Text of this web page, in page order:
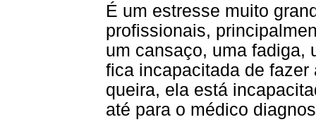
É um estresse muito
profissionais,
um cansaço, uma fadiga,
fica incapacitada de
queira, ela está
até para o médico